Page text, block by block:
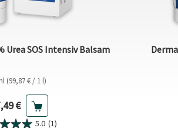
Urea SOS Intensiv Balsam
(99,87 € / 1 l)
Preis
€
5.0 (1)